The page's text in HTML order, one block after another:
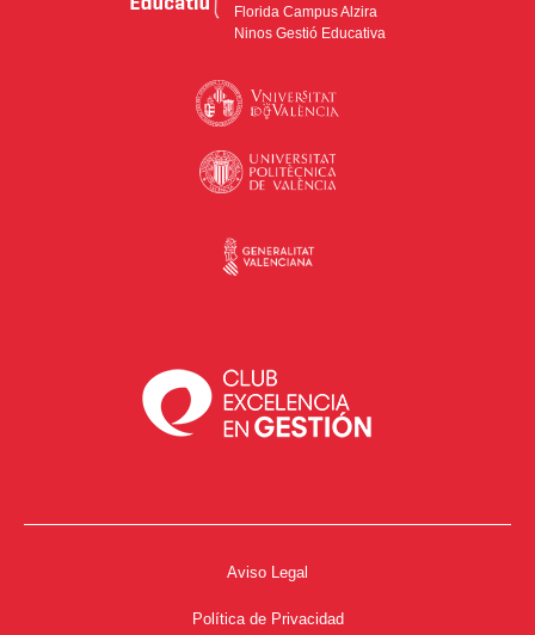
Florida Campus Alzira
Ninos Gestió Educativa
Aviso Legal
Política de Privacidad